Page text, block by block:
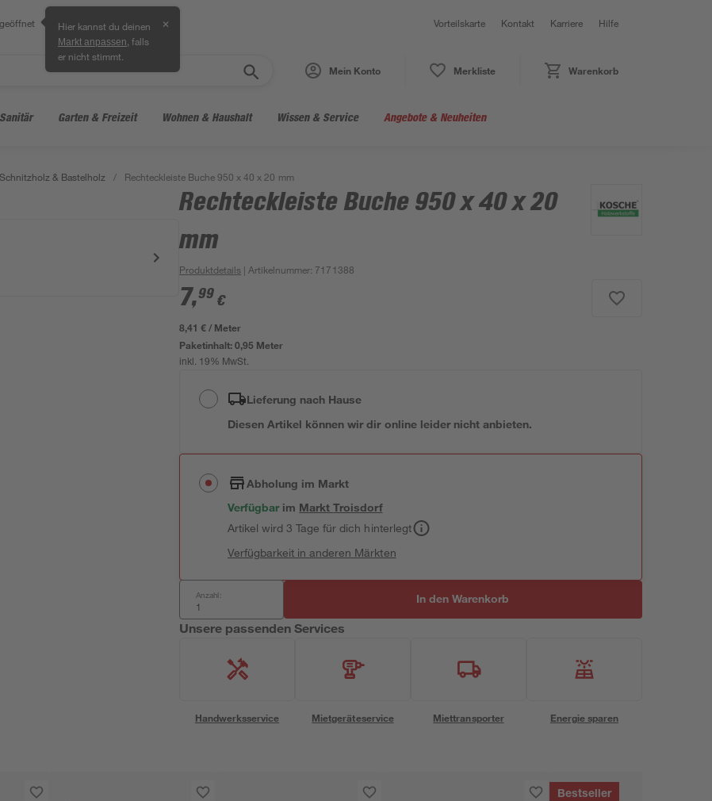
Hier kannst du deinen
Markt anpassen , falls
er nicht stimmt.
✕ Vorteilskarte Kontakt Karriere Hilfe
Mein Konto Merkliste Warenkorb
Garten & Freizeit Wohnen & Haushalt Wissen & Service Angebote & Neuheiten
& Bastelholz / Rechteckleiste Buche 950 x 40 x 20 mm
Rechteckleiste Buche 950 x 40 x 20
mm
Produktdetails | Artikelnummer: 7171388
7,99 €
8,41 € / Meter
Paketinhalt:0,95 Meter
inkl. 19% MwSt.
Lieferung nach Hause
Diesen Artikel können wir dir online leider nicht anbieten.
Abholung im Markt
Verfügbar im MarktTroisdorf
Artikel wird 3 Tage für dich hinterlegt
Verfügbarkeit in anderen Märkten
Anzahl: In den Warenkorb
Unsere passenden Services
Handwerksservice Mietgeräteservice Miettransporter Energie sparen
Bestseller